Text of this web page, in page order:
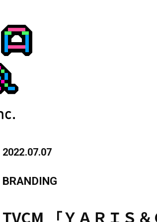
2022.07.07
BRANDING
TVCM 「ＹＡＲＩＳ